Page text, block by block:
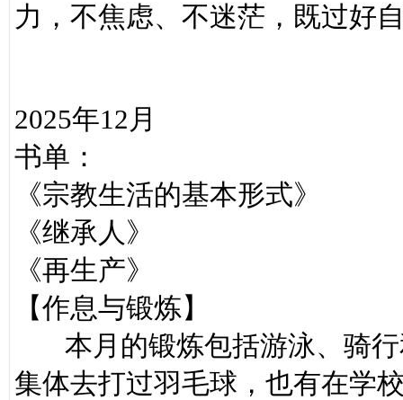
力，不焦虑、不迷茫，既过好
2025年12月
书单：
《宗教生活的基本形式》
《继承人》
《再生产》
【作息与锻炼】
本月的锻炼包括游泳、骑行
集体去打过羽毛球，也有在学